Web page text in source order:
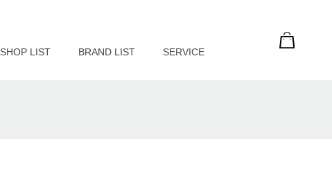
SHOP LIST BRAND LIST SERVICE